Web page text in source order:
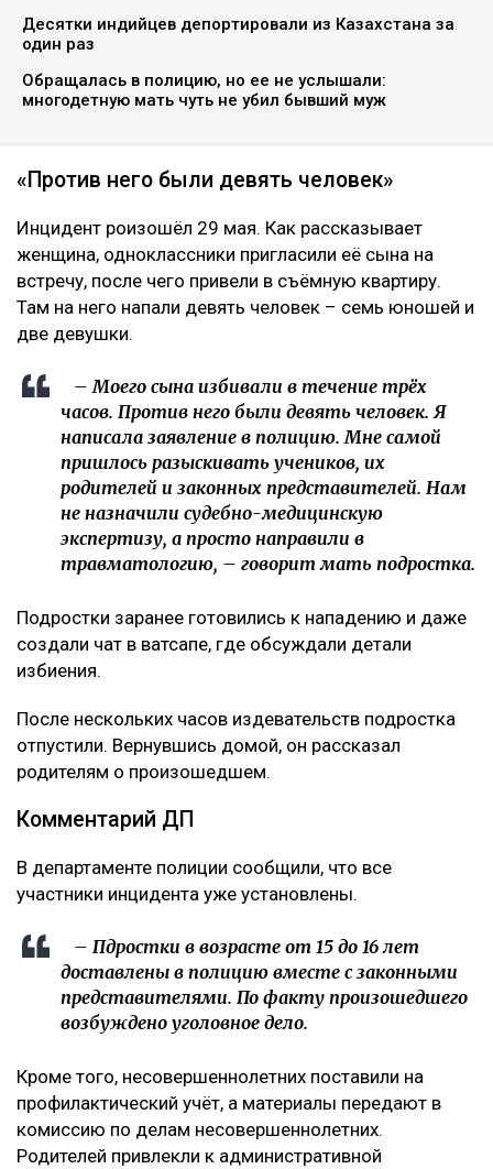
Десятки индийцев депортировали из Казахстана за
один раз
Обращалась в полицию, но ее не услышали:
многодетную мать чуть не убил бывший муж
«Против него были девять человек»
Инцидент роизошёл 29 мая. Как рассказывает
женщина, одноклассники пригласили её сына на
встречу, после чего привели в съёмную квартиру.
Там на него напали девять человек – семь юношей и
две девушки.
– Моего сына избивали в течение трёх
часов. Против него были девять человек. Я
написала заявление в полицию. Мне самой
пришлось разыскивать учеников, их
родителей и законных представителей. Нам
не назначили судебно-медицинскую
экспертизу, а просто направили в
травматологию, – говорит мать подростка.
Подростки заранее готовились к нападению и даже
создали чат в ватсапе, где обсуждали детали
избиения.
После нескольких часов издевательств подростка
отпустили. Вернувшись домой, он рассказал
родителям о произошедшем.
Комментарий ДП
В департаменте полиции сообщили, что все
участники инцидента уже установлены.
– Пдростки в возрасте от 15 до 16 лет
доставлены в полицию вместе с законными
представителями. По факту произошедшего
возбуждено уголовное дело.
Кроме того, несовершеннолетних поставили на
профилактический учёт, а материалы передают в
комиссию по делам несовершеннолетних.
Родителей привлекли к административной